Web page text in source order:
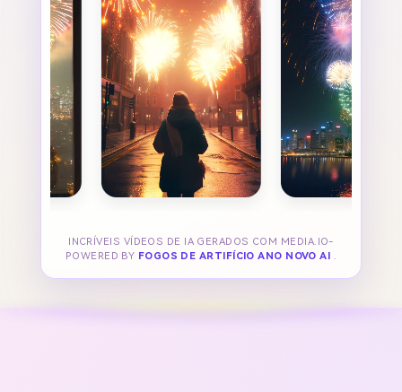
INCRÍVEIS VÍDEOS DE IA GERADOS COM MEDIA.IO-
POWERED BY FOGOS DE ARTIFÍCIO ANO NOVO AI .